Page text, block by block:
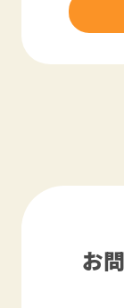
お